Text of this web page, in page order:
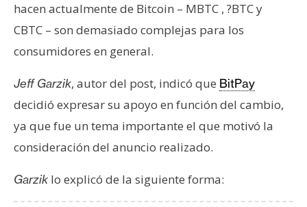
I
A
n
á
l
s
i
hacen actualmente de Bitcoin – MBTC , ?BTC y
CBTC – son demasiado complejas para los
consumidores en general.
Jeff Garzik, autor del post, indicó que BitPay
decidió expresar su apoyo en función del cambio,
ya que fue un tema importante el que motivó la
consideración del anuncio realizado.
Garzik lo explicó de la siguiente forma: